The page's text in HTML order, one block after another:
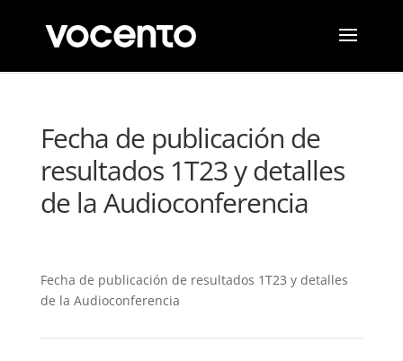
Fecha de publicación de
resultados 1T23 y detalles
de la Audioconferencia
Fecha de publicación de resultados 1T23 y detalles
de la Audioconferencia